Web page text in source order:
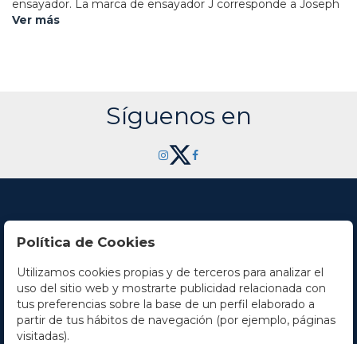
ensayador. La marca de ensayador J corresponde a Joseph
García Caballero que solo acuñó este tipo de reales de a 8
Ver más
Síguenos en
Contacto
Horario
La empresa
Política de Cookies
Utilizamos cookies propias y de terceros para analizar el
uso del sitio web y mostrarte publicidad relacionada con
tus preferencias sobre la base de un perfil elaborado a
partir de tus hábitos de navegación (por ejemplo, páginas
visitadas).